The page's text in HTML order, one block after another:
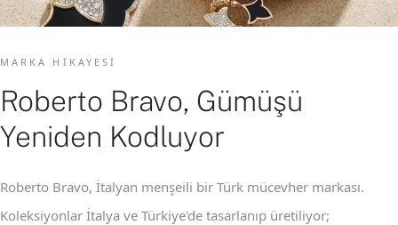
MARKA HIKAYESI
Roberto Bravo, Gümüşü
Yeniden Kodluyor
Roberto Bravo, İtalyan menşeili bir Türk mücevher markası.
Koleksiyonlar İtalya ve Türkiye'de tasarlanıp üretiliyor;